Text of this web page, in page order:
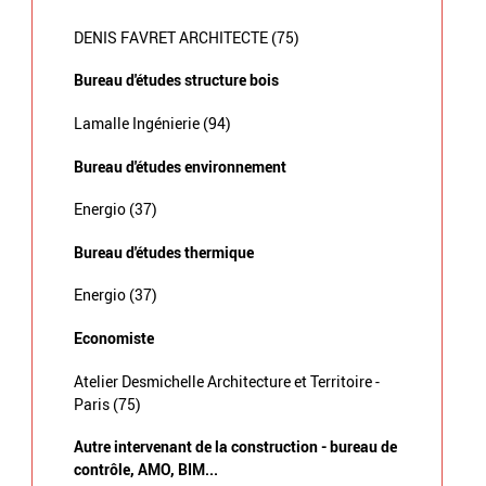
DENIS FAVRET ARCHITECTE (75)
Bureau d'études structure bois
Lamalle Ingénierie (94)
Bureau d'études environnement
Energio (37)
Bureau d'études thermique
Energio (37)
Economiste
Atelier Desmichelle Architecture et Territoire -
Paris (75)
Autre intervenant de la construction - bureau de
contrôle, AMO, BIM...